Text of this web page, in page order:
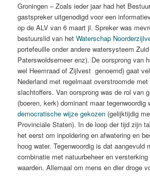
Groningen – Zoals ieder jaar had het
gastspreker uitgenodigd voor een
op de ALV van 6 maart jl. Spreker was
bestuurslid van hetWaterschap
portefeuille onder andere watersysteem
Paterswoldsemeer enz). De oorsprong van
wel Heemraad of Zijlvest genoemd) gaat
Nederland met regelmaat overstroomde
slachtoffers. Van oorsprong was de rol van
(boeren, kerk) dominant maar
democratische wijze gekozen (gelijktijdig
Provinciale Staten). In de loop der tijd zijn
het eerst om inpoldering en afwatering en
hoog water. Tegenwoordig is dat aangevuld
combinatie met natuurbeheer en
waarden. Allemaal om mens en dier droge